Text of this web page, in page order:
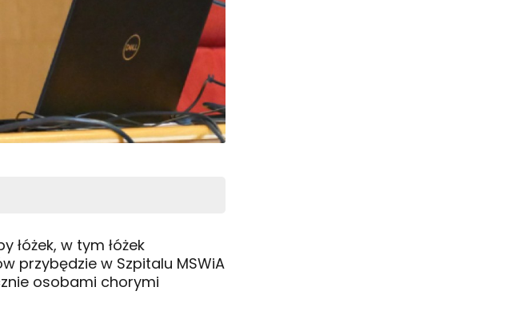
łóżek, w tym łóżek
przybędzie w Szpitalu MSWiA
osobami chorymi